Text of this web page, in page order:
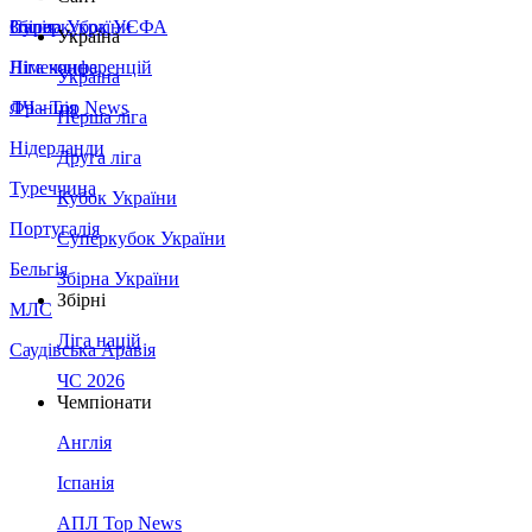
Збірна України
Італія
Німеччина
Франція
Нідерланди
Туреччина
Португалія
Бельгія
МЛС
Саудівська Аравія
Суперкубок УЄФА
Ліга конференцій
ЛЧ - Top News
Україна
Україна
Перша ліга
Друга ліга
Кубок України
Суперкубок України
Збірна України
Збірні
Ліга націй
ЧС 2026
Чемпіонати
Англія
Іспанія
АПЛ Top News